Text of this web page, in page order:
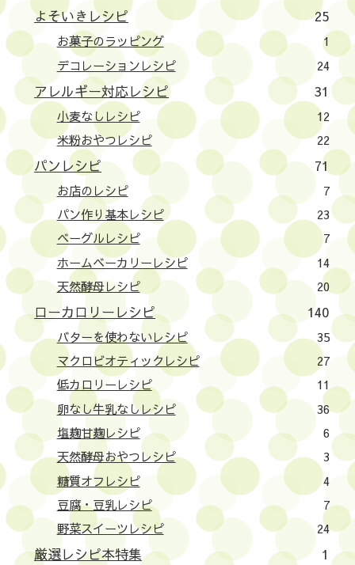
よそいきレシピ 25
お菓子のラッピング
1
デコレーションレシピ
24
アレルギー対応レシピ 31
小麦なしレシピ
12
米粉おやつレシピ
22
パンレシピ 71
お店のレシピ
7
パン作り基本レシピ
23
ベーグルレシピ
7
ホームベーカリーレシピ
14
天然酵母レシピ
20
ローカロリーレシピ 140
バターを使わないレシピ
35
マクロビオティックレシピ
27
低カロリーレシピ
11
卵なし牛乳なしレシピ
36
塩麹甘麹レシピ
6
天然酵母おやつレシピ
3
糖質オフレシピ
4
豆腐・豆乳レシピ
7
野菜スイーツレシピ
24
厳選レシピ本特集
1